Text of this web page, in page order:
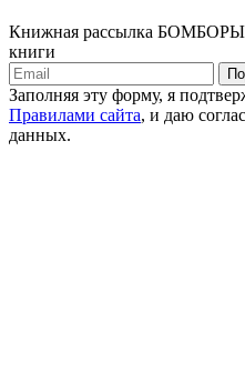
Книжная рассылка
книги
Заполняя эту форму, я
Правилами сайта, и даю
данных.